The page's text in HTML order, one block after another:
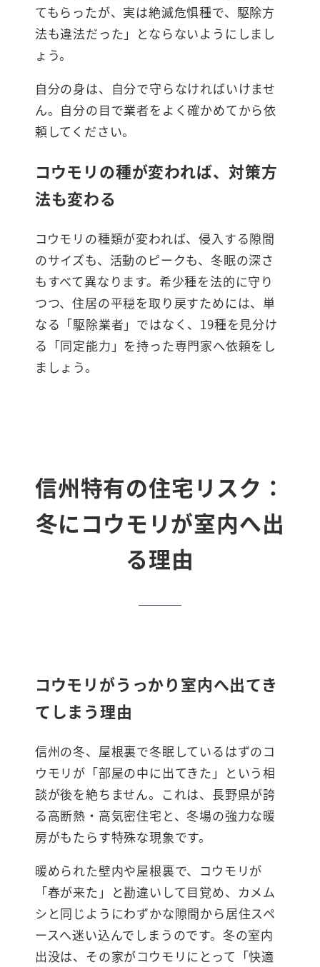
てもらったが、実は絶滅危惧種で、駆除方
法も違法だった」とならないようにしまし
ょう。
自分の身は、自分で守らなければいけませ
ん。自分の目で業者をよく確かめてから依
頼してください。
コウモリの種が変われば、対策方
法も変わる
コウモリの種類が変われば、侵入する隙間
のサイズも、活動のピークも、冬眠の深さ
もすべて異なります。希少種を法的に守り
つつ、住居の平穏を取り戻すためには、単
なる「駆除業者」ではなく、19種を見分け
る「同定能力」を持った専門家へ依頼をし
ましょう。
信州特有の住宅リスク：
冬にコウモリが室内へ出
る理由
コウモリがうっかり室内へ出てき
てしまう理由
信州の冬、屋根裏で冬眠しているはずのコ
ウモリが「部屋の中に出てきた」という相
談が後を絶ちません。これは、長野県が誇
る高断熱・高気密住宅と、冬場の強力な暖
房がもたらす特殊な現象です。
暖められた壁内や屋根裏で、コウモリが
「春が来た」と勘違いして目覚め、カメム
シと同じようにわずかな隙間から居住スペ
ースへ迷い込んでしまうのです。冬の室内
出没は、その家がコウモリにとって「快適